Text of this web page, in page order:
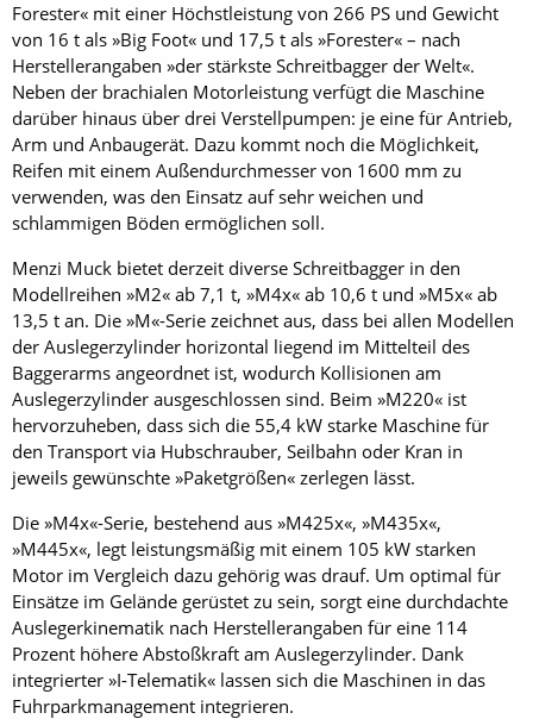
Forester« mit einer Höchstleistung von 266 PS und Gewicht
von 16 t als »Big Foot« und 17,5 t als »Forester« – nach
Herstellerangaben »der stärkste Schreitbagger der Welt«.
Neben der brachialen Motorleistung verfügt die Maschine
darüber hinaus über drei Verstellpumpen: je eine für Antrieb,
Arm und Anbaugerät. Dazu kommt noch die Möglichkeit,
Reifen mit einem Außendurchmesser von 1600 mm zu
verwenden, was den Einsatz auf sehr weichen und
schlammigen Böden ermöglichen soll.
Menzi Muck bietet derzeit diverse Schreitbagger in den
Modellreihen »M2« ab 7,1 t, »M4x« ab 10,6 t und »M5x« ab
13,5 t an. Die »M«-Serie zeichnet aus, dass bei allen Modellen
der Auslegerzylinder horizontal liegend im Mittelteil des
Baggerarms angeordnet ist, wodurch Kollisionen am
Auslegerzylinder ausgeschlossen sind. Beim »M220« ist
hervorzuheben, dass sich die 55,4 kW starke Maschine für
den Transport via Hubschrauber, Seilbahn oder Kran in
jeweils gewünschte »Paketgrößen« zerlegen lässt.
Die »M4x«-Serie, bestehend aus »M425x«, »M435x«,
»M445x«, legt leistungsmäßig mit einem 105 kW starken
Motor im Vergleich dazu gehörig was drauf. Um optimal für
Einsätze im Gelände gerüstet zu sein, sorgt eine durchdachte
Auslegerkinematik nach Herstellerangaben für eine 114
Prozent höhere Abstoßkraft am Auslegerzylinder. Dank
integrierter »I-Telematik« lassen sich die Maschinen in das
Fuhrparkmanagement integrieren.